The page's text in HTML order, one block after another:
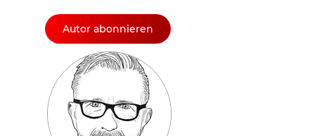
Autor abonnieren